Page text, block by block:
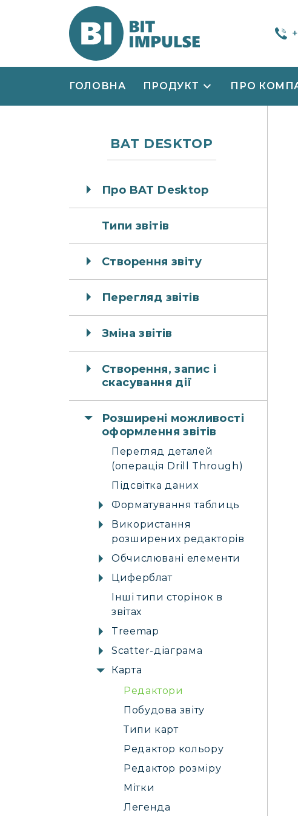
ГОЛОВНА ПРОДУКТ ПРО
BAT DESKTOP
Про BAT Desktop
Типи звітів
Створення звіту
Перегляд звітів
Зміна звітів
Створення, запис і
скасування дії
Розширені можливості
оформлення звітів
Перегляд деталей
(операція Drill Through)
Підсвітка даних
Форматування таблиць
Використання
розширених редакторів
Обчислювані елементи
Циферблат
Інші типи сторінок в
звітах
Treemap
Scatter-діаграма
Карта
Редактори
Побудова звіту
Типи карт
Редактор кольору
Редактор розміру
Мітки
Легенда